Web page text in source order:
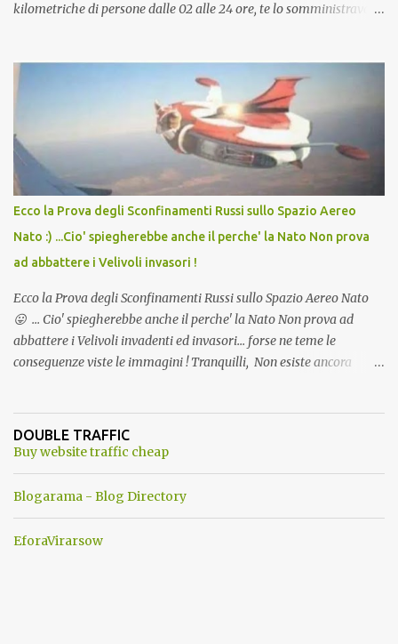
kilometriche di persone dalle 02 alle 24 ore, te lo somministravano
Vaccino come: l' Amaro del Capo, era "spettacolare Ghiacciato, ma
andava bene anche, a Temperatura Ambiente"! Riproponiamo
l'articolo per NON Dimenticare!
Ecco la Prova degli Sconfinamenti Russi sullo Spazio Aereo
Nato :) ...Cio' spiegherebbe anche il perche' la Nato Non prova
ad abbattere i Velivoli invasori !
Ecco la Prova degli Sconfinamenti Russi sullo Spazio Aereo Nato
😛 ... Cio' spiegherebbe anche il perche' la Nato Non prova ad
abbattere i Velivoli invadenti ed invasori... forse ne teme le
conseguenze viste le immagini ! Tranquilli, Non esiste ancora
ancora una fantasia Nato o forse una "False Flag", per provocare
una guerra mondiale che difficilmente da menti sane, potrebbe
DOUBLE TRAFFIC
Buy website traffic cheap
Blogarama - Blog Directory
EforaVirarsow